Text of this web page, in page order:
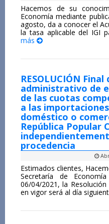
Hacemos de su
Economía mediante
agosto, da a conocer el
la tasa aplicable del IGI
más
RESOLUCIÓN
administrativo de
de las cuotas
a las
doméstico o
República Popular
procedencia
Estimados clientes,
Secretaría de
06/04/2021, la
en vigor será al día